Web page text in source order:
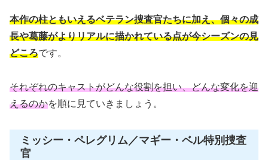
本作の柱ともいえるベテラン捜査官たちに加え、個々の成
長や葛藤がよりリアルに描かれている点が今シーズンの見
どころです。
それぞれのキャストがどんな役割を担い、どんな変化を迎
えるのかを順に見ていきましょう。
ミッシー・ペレグリム／マギー・ベル特別捜査
官